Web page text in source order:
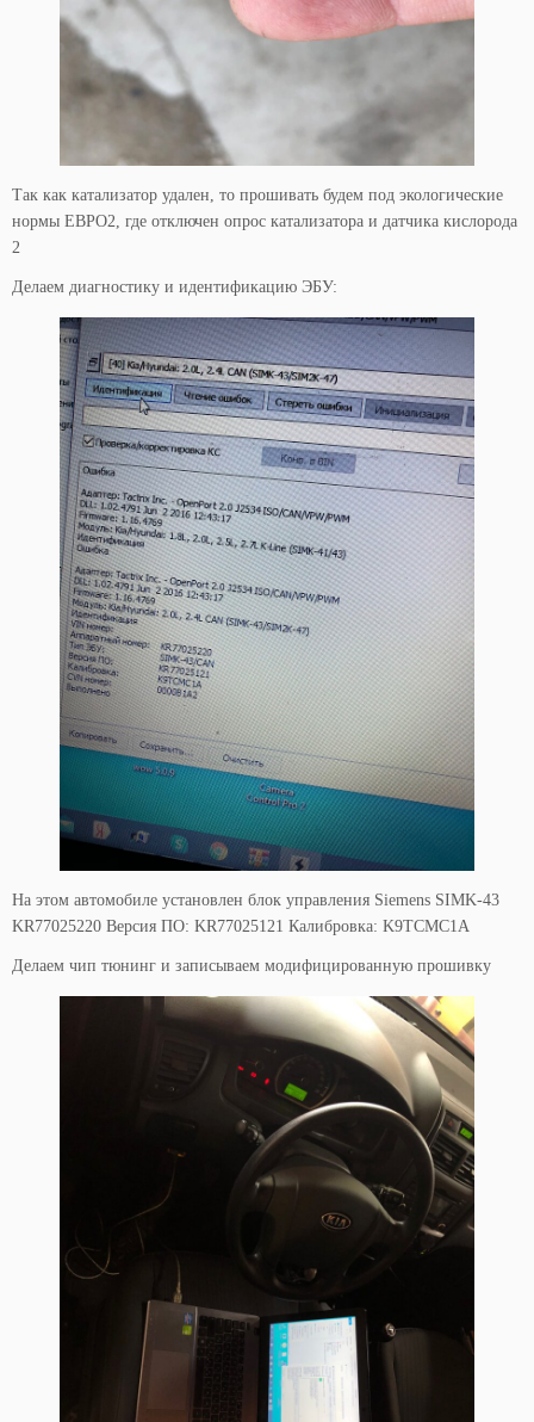
Так как катализатор удален, то прошивать будем под экологические
нормы ЕВРО2, где отключен опрос катализатора и датчика кислорода
2
Делаем диагностику и идентификацию ЭБУ:
На этом автомобиле установлен блок управления Siemens SIMK-43
KR77025220 Версия ПО: KR77025121 Калибровка: K9TCMC1A
Делаем чип тюнинг и записываем модифицированную прошивку